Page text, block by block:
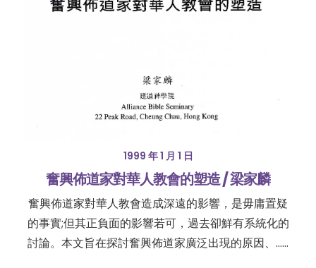
1999 年 1 月 1 日
奮興佈道家對華人教會的塑造 / 梁家麟
奮興佈道家對華人教會造成深遠的影響，是毋庸置疑
的事實;但其正負面的影響若可，過去卻鮮有系統化的
討論。本文旨在探討奮興佈道家廣泛出現的原因、……